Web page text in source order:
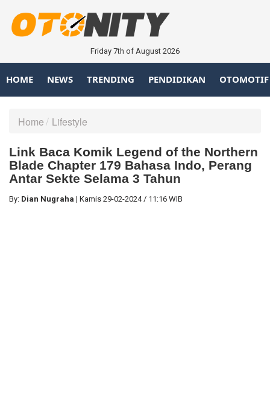
Friday 7th of August 2026
HOME NEWS TRENDING PENDIDIKAN OTOMOTIF
Home Lifestyle
Link Baca Komik Legend of the Northern
Blade Chapter 179 Bahasa Indo, Perang
Antar Sekte Selama 3 Tahun
By: Dian Nugraha | Kamis 29-02-2024 / 11:16 WIB